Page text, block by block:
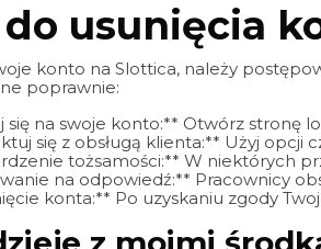
usunięcia
konto na Slottica, należy
poprawnie:
się na swoje konto:** Otwórz stronę
się z obsługą klienta:** Użyj opcji
tożsamości:** W niektórych
na odpowiedź:** Pracownicy
konta:** Po uzyskaniu zgody